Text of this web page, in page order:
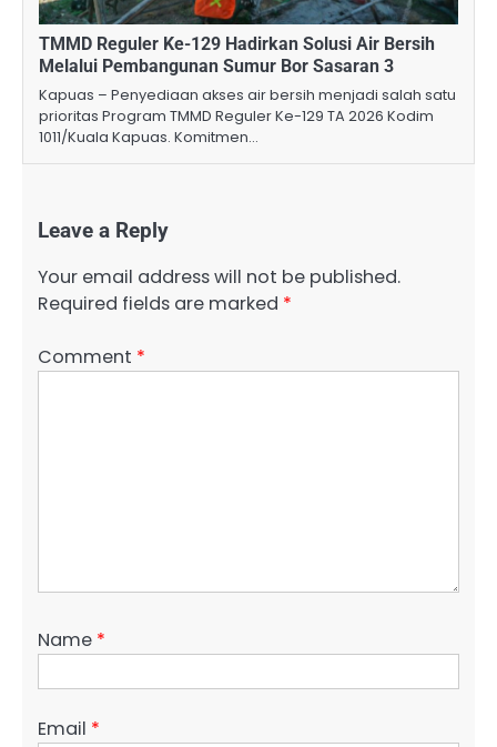
TMMD Reguler Ke-129 Hadirkan Solusi Air Bersih
Melalui Pembangunan Sumur Bor Sasaran 3
Kapuas – Penyediaan akses air bersih menjadi salah satu
prioritas Program TMMD Reguler Ke-129 TA 2026 Kodim
1011/Kuala Kapuas. Komitmen…
Leave a Reply
Your email address will not be published.
Required fields are marked *
Comment *
Name *
Email *